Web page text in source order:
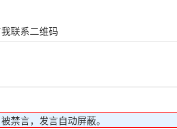
联系二维码
禁言，发言自动屏蔽。